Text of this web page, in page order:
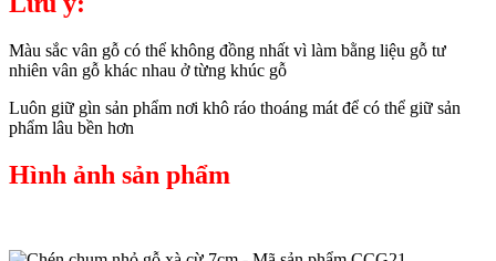
Màu sắc vân gỗ có thể không đồng nhất vì làm bằng liệu gỗ tư
nhiên vân gỗ khác nhau ở từng khúc gỗ
Luôn giữ gìn sản phẩm nơi khô ráo thoáng mát để có thể giữ sản
phẩm lâu bền hơn
Hình ảnh sản phẩm